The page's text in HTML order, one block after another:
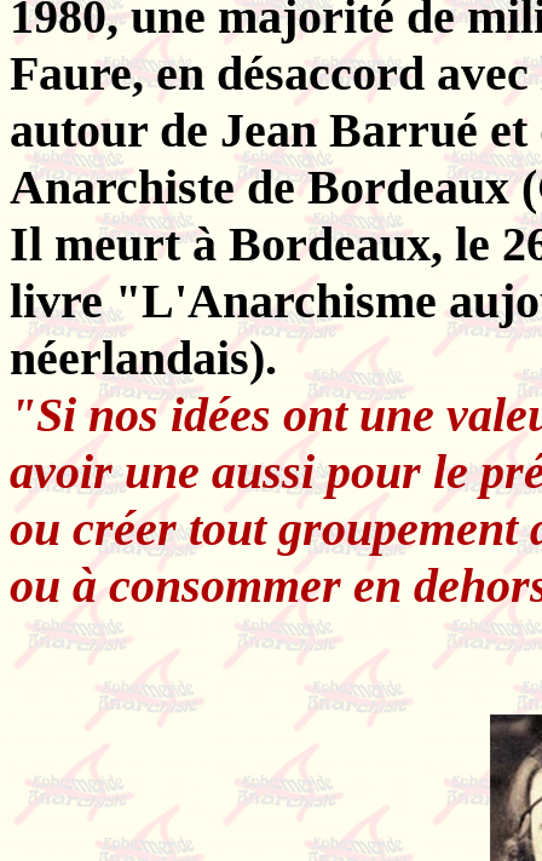
1980, une majorité de
Faure, en désaccord
autour de Jean Barrué
Anarchiste de Bordeaux
Il meurt à Bordeaux, le
livre "L'Anarchisme
néerlandais).
"Si nos idées ont une
avoir une aussi pour le
ou créer tout
ou à consommer en